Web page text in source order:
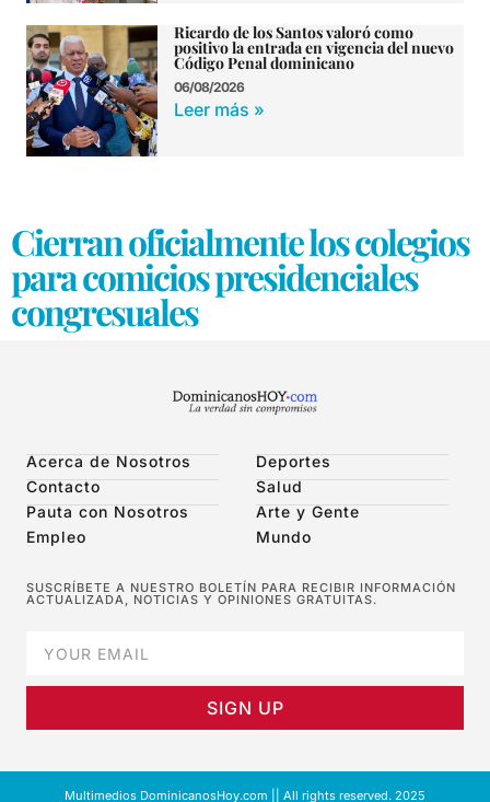
Ricardo de los Santos valoró como
positivo la entrada en vigencia del nuevo
Código Penal dominicano
06/08/2026
Leer más »
Cierran oficialmente los colegios
para comicios presidenciales
congresuales
Acerca de Nosotros
Contacto
Pauta con Nosotros
Empleo
Deportes
Salud
Arte y Gente
Mundo
SUSCRÍBETE A NUESTRO BOLETÍN PARA RECIBIR INFORMACIÓN
ACTUALIZADA, NOTICIAS Y OPINIONES GRATUITAS.
SIGN UP
Multimedios DominicanosHoy.com || All rights reserved. 2025